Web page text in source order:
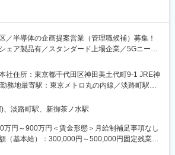
関する調査
層が直感的に理解できるレベルの資料作成はホ
略をもとに、事業部企画や技術との具体的な方
業支援
業と連携し、BMC情報の分析より販売戦略を提
容：
／顧客／競合先）、業界動向に関するレポート作
戦略の立案
／半導体の企画提案営業（管理職候補）募集！
ェア製品有／スタンダード上場企業／5Gニーズ
社の定める業務】
集積回路)製品を中心とした半導体関連製品の
致します。将来的にはマネージャとしてグルー
社住所：東京都千代田区神田美土代町9-1 JRE神
務地最寄駅：東京メトロ丸の内線／淡路町駅受
全面禁煙変更の範囲：本文参照
、淡路町駅、新御茶ノ水駅
万円～900万円＜賃金形態＞月給制補足事項なし
（基本給）：300,000円～500,000円固定残業手